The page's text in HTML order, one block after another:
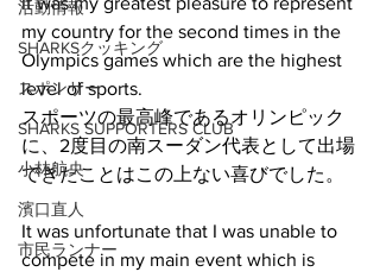
活動情報
SHARKSクッキング
スポンサー
SHARKS SUPPORTERS CLUB
小林航央
濱口直人
市民ランナー
my country for the second times in the
Olympics games which are the highest
level of sports.
スポーツの最高峰であるオリンピック
に、2度目の南スーダン代表として出場
できたことはこの上ない喜びでした。
It was unfortunate that I was unable to
compete in my main event which is